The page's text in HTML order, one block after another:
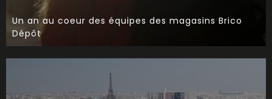
Un an au coeur des équipes des magasins Brico
Dépôt